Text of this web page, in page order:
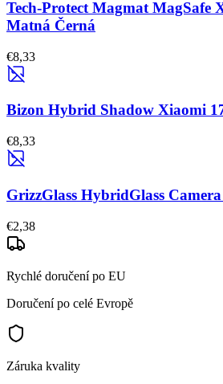
Tech-Protect Magmat MagSafe
Matná Černá
€8,33
Bizon Hybrid Shadow Xiaomi
€8,33
GrizzGlass HybridGlass
€2,38
Rychlé doručení po EU
Doručení po celé Evropě
Záruka kvality